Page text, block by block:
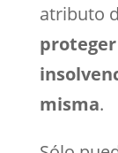
atributo
misma.